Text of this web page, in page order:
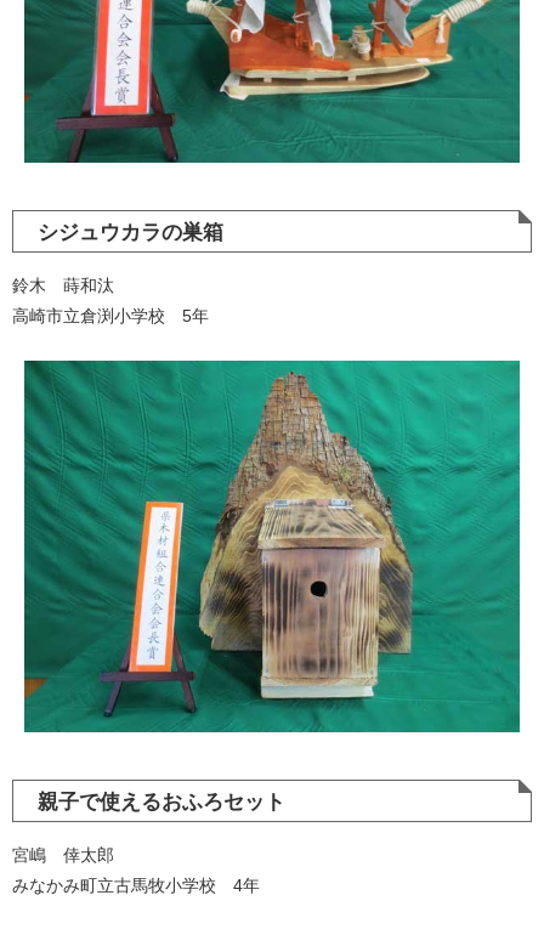
シジュウカラの巣箱
鈴木 蒔和汰
高崎市立倉渕小学校 5年
親子で使えるおふろセット
宮嶋 倖太郎
みなかみ町立古馬牧小学校 4年